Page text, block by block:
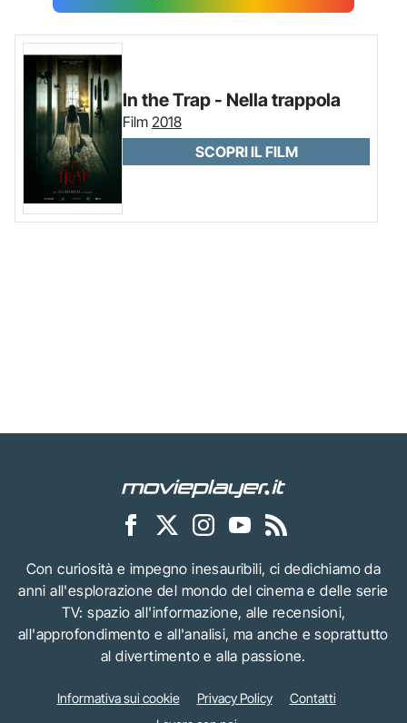
In the Trap - Nella trappola
Film 2018
SCOPRI IL FILM
Con curiosità e impegno inesauribili, ci dedichiamo da
anni all'esplorazione del mondo del cinema e delle serie
TV: spazio all'informazione, alle recensioni,
all'approfondimento e all'analisi, ma anche e soprattutto
al divertimento e alla passione.
Informativa sui cookie Privacy Policy
Contatti